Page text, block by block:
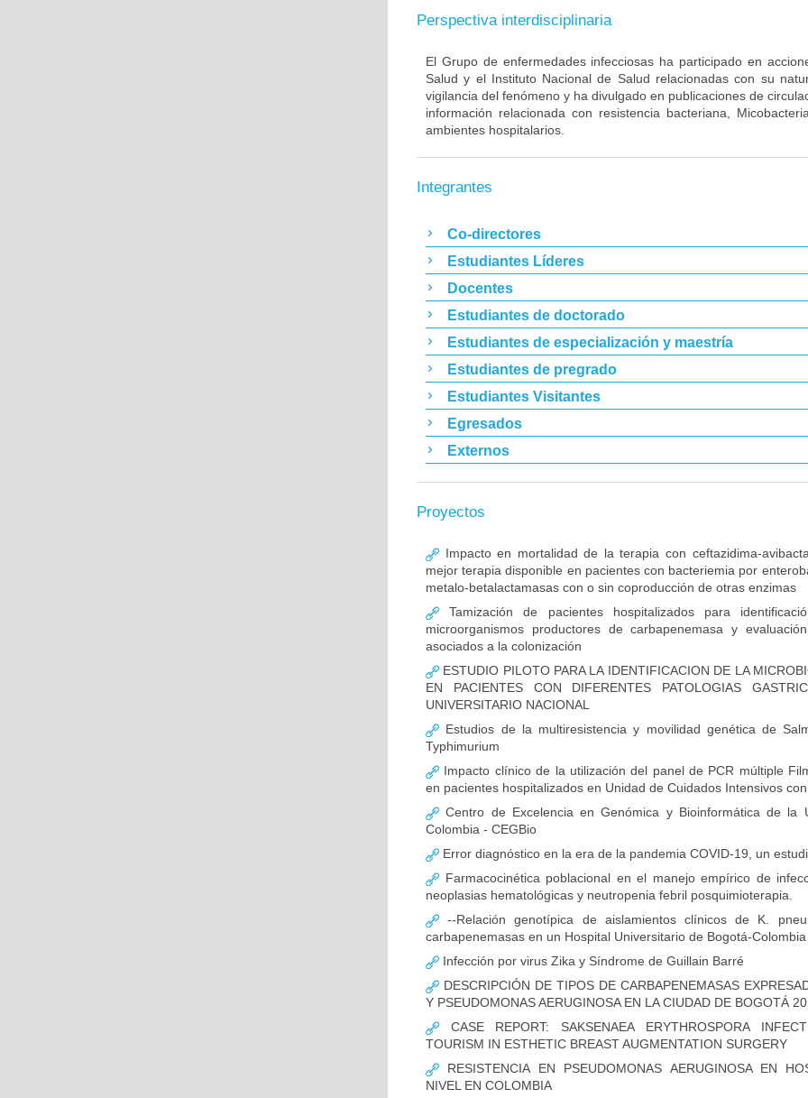
Perspectiva interdisciplinaria
El Grupo de enfermedades infecciosas ha participado en
Salud y el Instituto Nacional de Salud relacionadas con su
vigilancia del fenómeno y ha divulgado en publicaciones de
información relacionada con resistencia bacteriana,
ambientes hospitalarios.
Integrantes
Co-directores
Estudiantes Líderes
Docentes
Estudiantes de doctorado
Estudiantes de especialización y maestría
Estudiantes de pregrado
Estudiantes Visitantes
Egresados
Externos
Proyectos
Impacto en mortalidad de la terapia con ceftazidima-
mejor terapia disponible en pacientes con bacteriemia por
metalo-betalactamasas con o sin coproducción de otras enzimas
Tamización de pacientes hospitalizados para
microorganismos productores de carbapenemasa y
asociados a la colonización
ESTUDIO PILOTO PARA LA IDENTIFICACION DE LA
EN PACIENTES CON DIFERENTES PATOLOGIAS
UNIVERSITARIO NACIONAL
Estudios de la multiresistencia y movilidad genética de
Typhimurium
Impacto clínico de la utilización del panel de PCR múltiple
en pacientes hospitalizados en Unidad de Cuidados Intensivos
Centro de Excelencia en Genómica y Bioinformática de la
Colombia - CEGBio
Error diagnóstico en la era de la pandemia COVID-19, un
Farmacocinética poblacional en el manejo empírico de
neoplasias hematológicas y neutropenia febril posquimioterapia.
--Relación genotípica de aislamientos clínicos de K.
carbapenemasas en un Hospital Universitario de Bogotá-
Infección por virus Zika y Síndrome de Guillain Barré
DESCRIPCIÓN DE TIPOS DE CARBAPENEMASAS
Y PSEUDOMONAS AERUGINOSA EN LA CIUDAD DE BOGOTÁ
CASE REPORT: SAKSENAEA ERYTHROSPORA
TOURISM IN ESTHETIC BREAST AUGMENTATION SURGERY
RESISTENCIA EN PSEUDOMONAS AERUGINOSA EN
NIVEL EN COLOMBIA